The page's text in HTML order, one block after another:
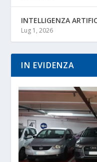
INTELLIGENZA
Lug 1, 2026
IN EVIDENZA